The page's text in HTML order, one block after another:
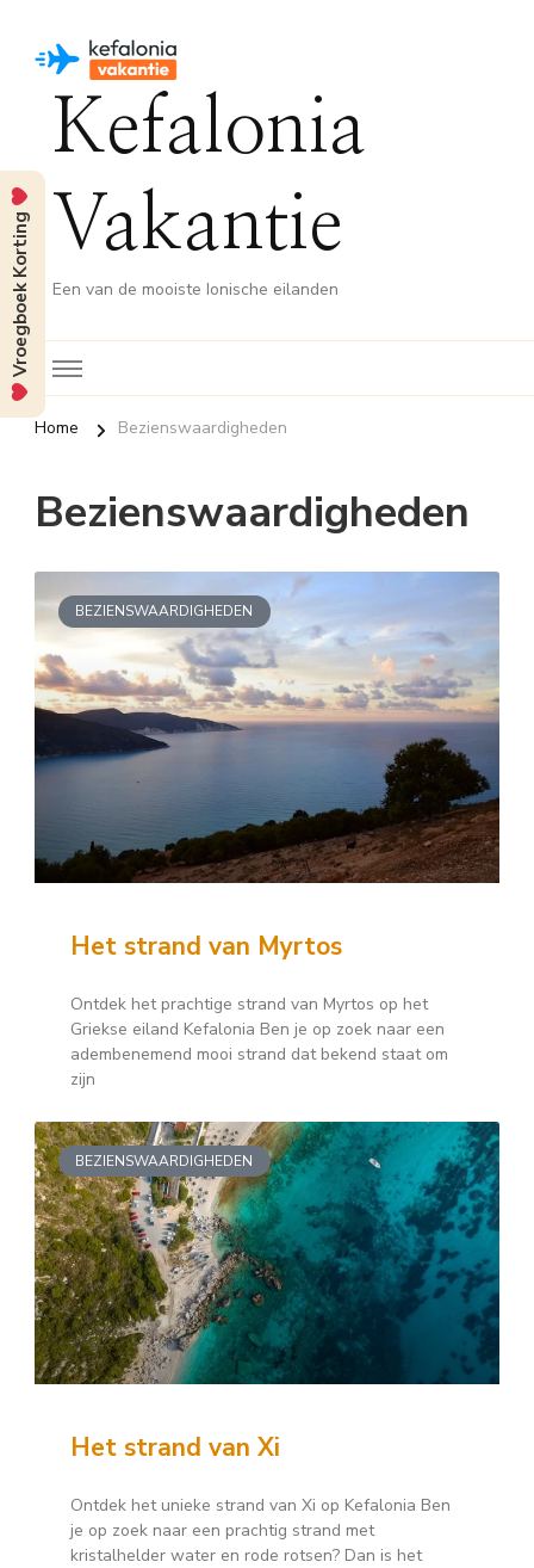
Kefalonia
Vakantie
Een van de mooiste Ionische eilanden
Home Bezienswaardigheden
Bezienswaardigheden
BEZIENSWAARDIGHEDEN
Het strand van Myrtos
Ontdek het prachtige strand van Myrtos op het
Griekse eiland Kefalonia Ben je op zoek naar een
adembenemend mooi strand dat bekend staat om
zijn
BEZIENSWAARDIGHEDEN
Het strand van Xi
Ontdek het unieke strand van Xi op Kefalonia Ben
je op zoek naar een prachtig strand met
kristalhelder water en rode rotsen? Dan is het
Vroegboek Korting